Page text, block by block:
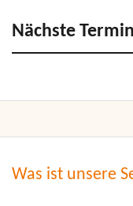
Nächste
Was ist unsere